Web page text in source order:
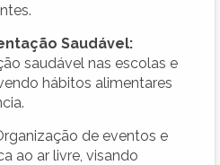
Saudável:
saudável nas escolas e
hábitos alimentares
de eventos e
ao ar livre, visando